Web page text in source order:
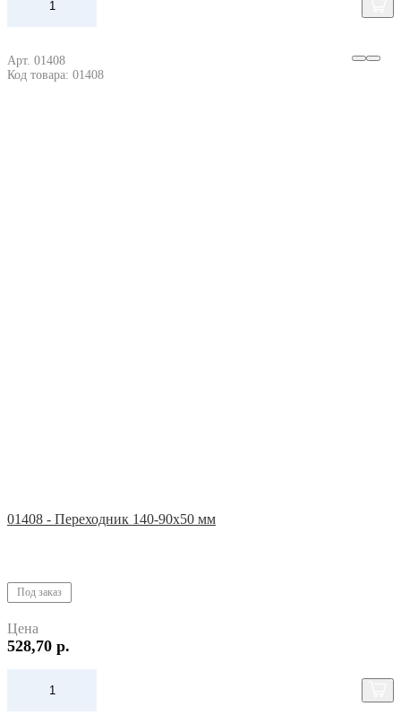
Арт. 01408
Код товара: 01408
01408 - Переходник 140-90х50 мм
Под заказ
Цена
528,70 р.